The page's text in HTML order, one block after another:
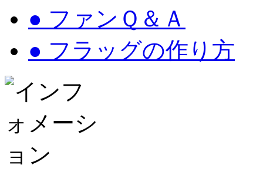
● ファンＱ＆Ａ
● フラッグの作り方